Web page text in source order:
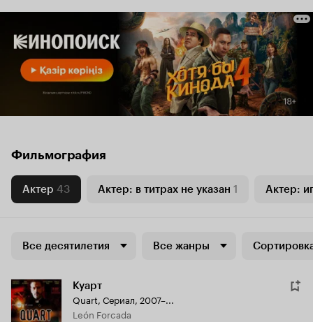
Фильмография
Актер 43 Актер: в титрах не указан 1 Актер:
Все десятилетия Все жанры
Куарт
Quart, Сериал, 2007–...
León Forcada